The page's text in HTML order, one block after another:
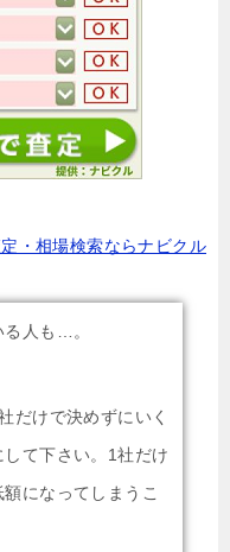
・相場検索ならナビクル
る人も…。
だけで決めずにいく
て下さい。1社だけ
になってしまうこ